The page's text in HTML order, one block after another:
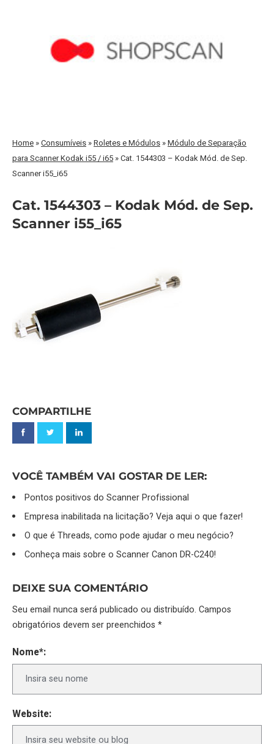
Home »Consumíveis »Roletes e Módulos »Módulo de Separação
para Scanner Kodak i55 / i65 »Cat. 1544303 – Kodak Mód. de Sep.
Scanner i55_i65
Cat. 1544303 – Kodak Mód. de Sep.
Scanner i55_i65
COMPARTILHE
VOCÊ TAMBÉM VAI GOSTAR DE LER:
Pontos positivos do Scanner Profissional
Empresa inabilitada na licitação? Veja aqui o que fazer!
O que é Threads, como pode ajudar o meu negócio?
Conheça mais sobre o Scanner Canon DR-C240!
DEIXE SUA COMENTÁRIO
Seu email nunca será publicado ou distribuído. Campos
obrigatórios devem ser preenchidos *
Nome*:
Website: